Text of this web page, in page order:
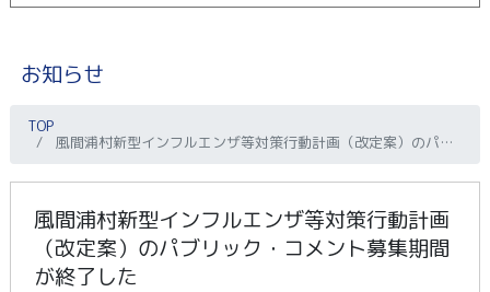
お知らせ
TOP
風間浦村新型インフルエンザ等対策行動計画（改定案）のパブリック・コメント結果について
風間浦村新型インフルエンザ等対策行動計画
（改定案）のパブリック・コメント募集期間
が終了した